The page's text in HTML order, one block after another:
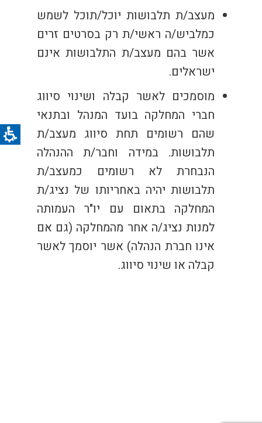
מעצב/ת תלבושות יוכל/תוכל לשמש
כמלביש/ה ראשי/ת רק בסרטים זרים
אשר בהם מעצב/ת התלבושות אינם
ישראלים.
מוסמכים לאשר קבלה ושינוי סיווג
חברי המחלקה בועד המנהל ובתנאי
שהם רשומים תחת סיווג מעצב/ת
תלבושות. במידה וחבר/ת ההנהלה
הנבחרת לא רשומים כמעצב/ת
תלבושות יהיה באחריותו של נציג/ת
המחלקה בתאום עם יו"ר העמותה
למנות נציג/ה אחר מהמחלקה (גם אם
אינו חברת הנהלה) אשר יוסמך לאשר
קבלה או שינוי סיווג.